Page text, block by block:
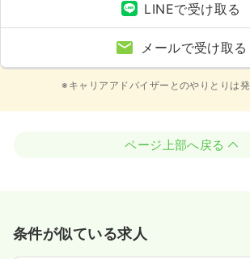
LINEで受け取る
メールで受け取る
※キャリアアドバイザーとのやりとりは
ページ上部へ戻る
条件が似ている求人